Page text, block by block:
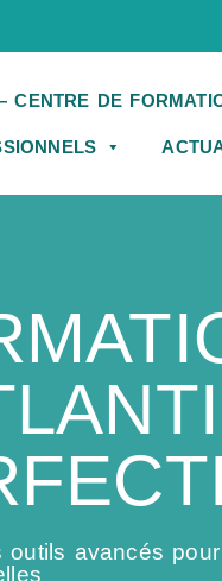
outils avancés